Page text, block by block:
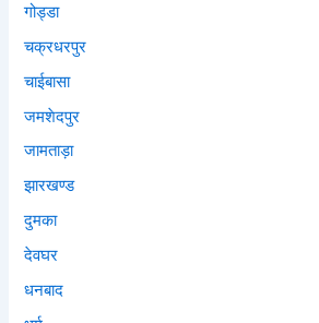
गोड्डा
चक्रधरपुर
चाईबासा
जमशेदपुर
जामताड़ा
झारखण्ड
दुमका
देवघर
धनबाद